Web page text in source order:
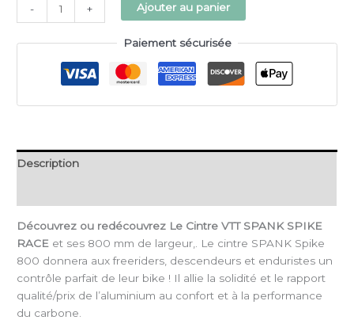
- + Ajouter au panier
Paiement sécurisée
Description
Découvrez ou redécouvrez Le Cintre VTT SPANK SPIKE
RACE et ses 800 mm de largeur,. Le cintre SPANK Spike
800 donnera aux freeriders, descendeurs et enduristes un
contrôle parfait de leur bike ! Il allie la solidité et le rapport
qualité/prix de l’aluminium au confort et à la performance
du carbone.